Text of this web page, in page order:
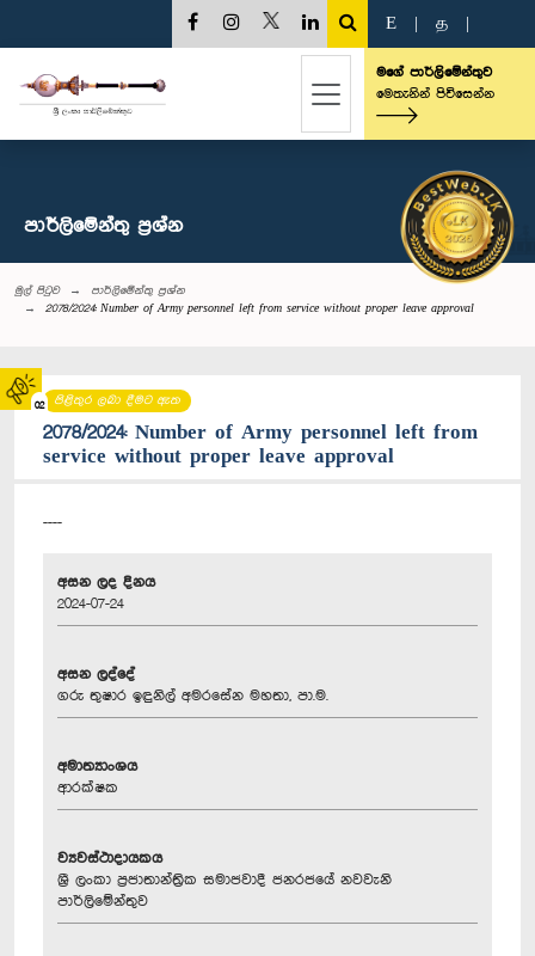
02
E த
මගේ පාර්ලිමේන්තුව
මෙතැනින් පිවිසෙන්න
පාර්ලි‌මේන්තු‌ ප්‍රශ්න
මුල් පිටුව
පාර්ලි‌මේන්තු‌ ප්‍රශ්න
2078/2024: Number of Army personnel left from service without proper leave approval
පිළිතුර ලබා දීමට ඇත
2078/2024: Number of Army personnel left from
service without proper leave approval
----
අසන ලද දිනය
2024-07-24
අසන ලද්දේ
ගරු තුෂාර ඉඳුනිල් අමරසේන මහතා, පා.ම.
අමාත්‍යාංශය
ආරක්ෂක
ව්‍යවස්ථාදායකය
ශ්‍රී ලංකා ප්‍රජාතාන්ත්‍රික සමාජවාදී ජනරජයේ නවවැනි
පාර්ලිමේන්තුව